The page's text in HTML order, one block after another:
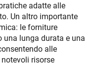
adatte alle
Un altro importante
le forniture
lunga durata e una
alle
risorse